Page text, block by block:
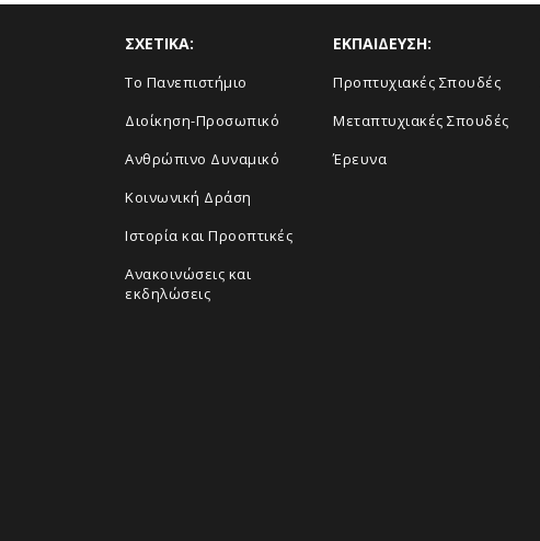
ΣΧΕΤΙΚΑ:
Το Πανεπιστήμιο
Διοίκηση-Προσωπικό
Ανθρώπινο Δυναμικό
Κοινωνική Δράση
Ιστορία και Προοπτικές
Ανακοινώσεις και
εκδηλώσεις
ΕΚΠΑΙΔΕΥΣΗ:
Προπτυχιακές Σπουδές
Μεταπτυχιακές Σπουδές
Έρευνα